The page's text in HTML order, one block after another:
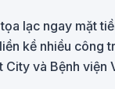
tọa lạc ngay mặt
kề nhiều công
City và Bệnh